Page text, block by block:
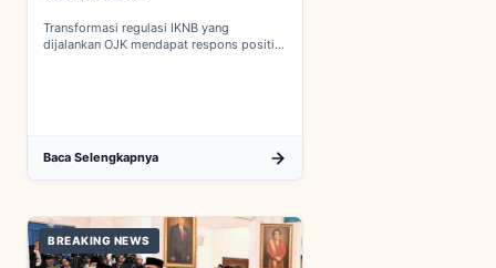
Transformasi regulasi IKNB yang
dijalankan OJK mendapat respons positif
Baca Selengkapnya
BREAKING NEWS